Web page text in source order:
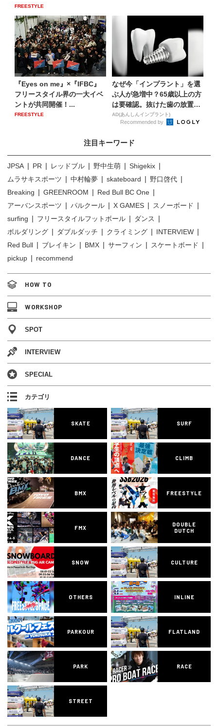
FREESTYLE
『Eyes on me』×『IFBC』
フリースタイル界の一大イベ
ントが共同開催！...
FREESTYLE
なぜ今「インプラント」を選
ぶ人が急増中？65歳以上の方
は要確認。抜けた歯の放置
は...
AD(あんしんインプラント)
Recommended by
注目キーワード
JPSA PR レッドブル 野中生萌
Shigekix
ムラサキスポーツ
中村輪夢 skateboard
野口啓代
Breaking
GREENROOM
Red Bull BC One
アーバンスポーツ
パルクール X GAMES
スノーボード
surfing
フリースタイルフットボール
ダンス
ボルダリング
ダブルダッチ クライミング
INTERVIEW
Red Bull
ブレイキン BMX サーフィン
スケートボード
pickup
recommend
HOW TO
WORKSHOP
SPOT
INTERVIEW
SPECIAL
カテゴリ
SKATE SURF
DANCE CLIMB
BMX FREESTYLE
FMX
DOUBLE
DUTCH
SNOW CULTURE
OTHERS INLINE
PARKOUR FLATLAND
PARK RACE
STREET